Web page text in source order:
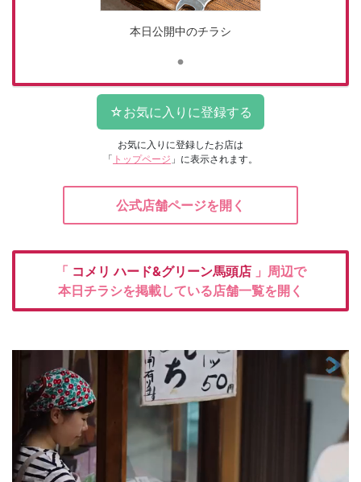
本日公開中のチラシ
お気に入りに登録したお店は
「 トップページ 」に表示されます。
公式店舗ページを開く
「 コメリハード&グリーン馬頭店 」周辺で
本日チラシを掲載している店舗一覧を開く